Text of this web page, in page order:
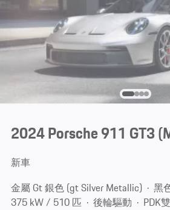
2024 Porsche 911 GT3
新車
金屬 Gt 銀色 (gt Silver Metallic)
黑
375 kW / 510 匹
後輪驅動
PDK